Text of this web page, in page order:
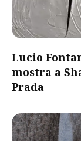
Lucio
mostra a
Prada